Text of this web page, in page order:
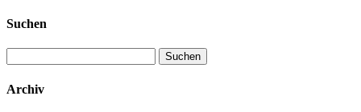
Suchen
nach:
Archiv